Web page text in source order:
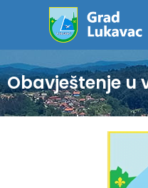
Obavještenje u